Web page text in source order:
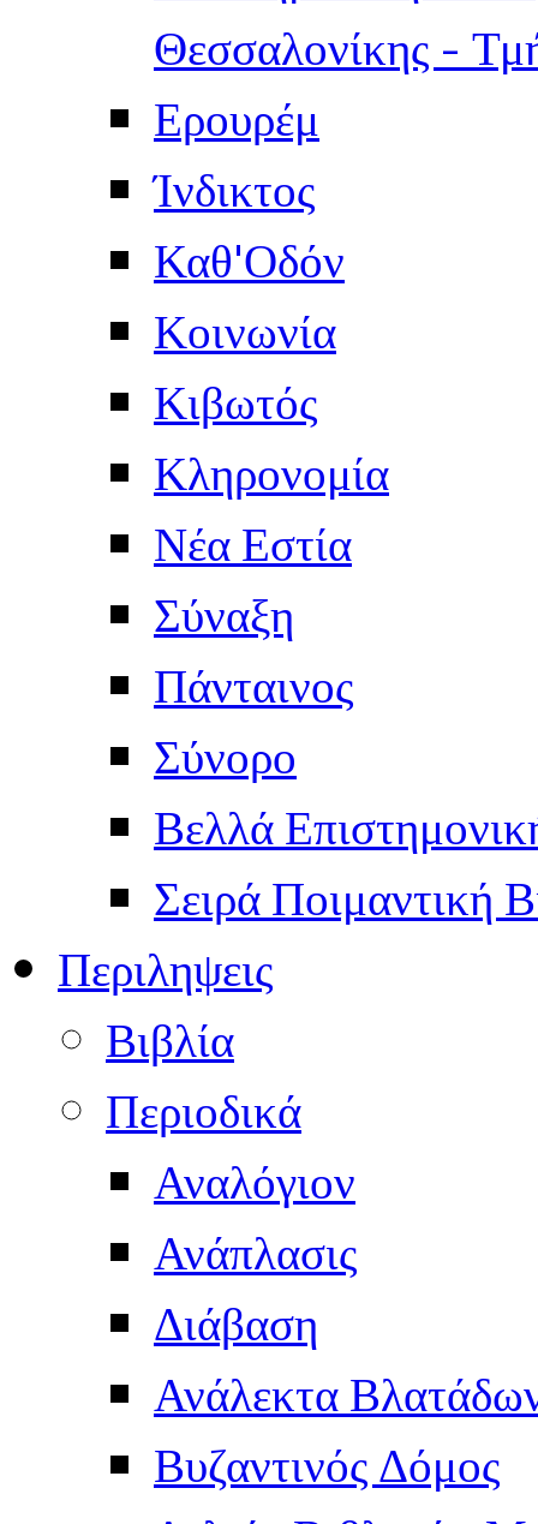
Θεσσαλονίκης -
Ερουρέμ
Ίνδικτος
Καθ'Οδόν
Κοινωνία
Κιβωτός
Κληρονομία
Νέα Εστία
Σύναξη
Πάνταινος
Σύνορο
Βελλά
Σειρά Ποιμαντική
Περιληψεις
Βιβλία
Περιοδικά
Αναλόγιον
Ανάπλασις
Διάβαση
Ανάλεκτα
Βυζαντινός Δόμος